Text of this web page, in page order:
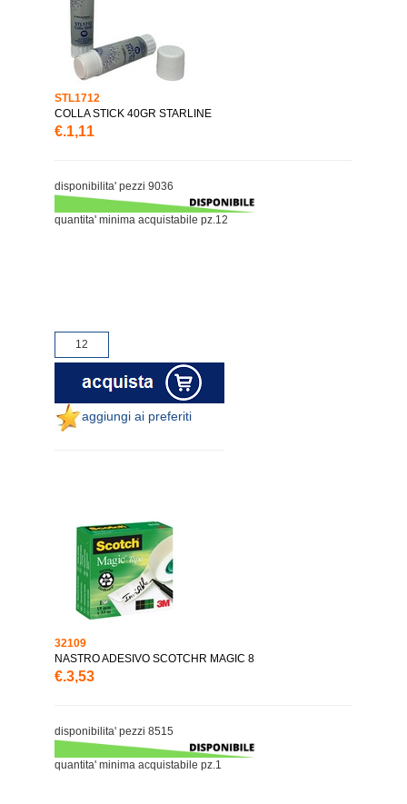
STL1712
COLLA STICK 40GR STARLINE
€.1,11
disponibilita' pezzi 9036
quantita' minima acquistabile pz.12
aggiungi ai preferiti
32109
NASTRO ADESIVO SCOTCHR MAGIC 8
€.3,53
disponibilita' pezzi 8515
quantita' minima acquistabile pz.1